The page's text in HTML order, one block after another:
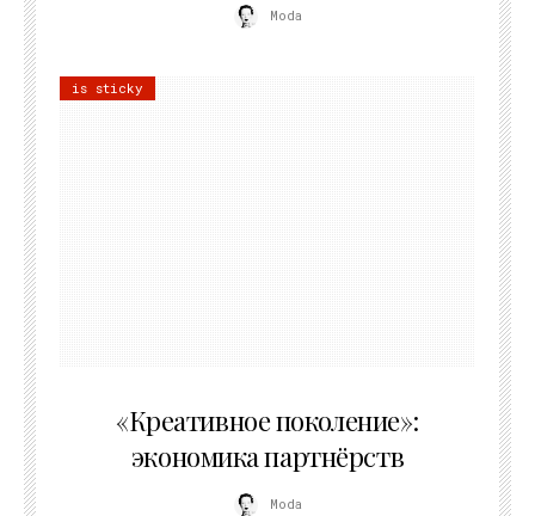
Moda
is sticky
«Креативное поколение»:
экономика партнёрств
Moda